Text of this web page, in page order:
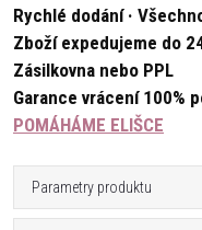
Rychlé dodání ·
Zboží expedujeme do
Zásilkovna nebo PPL
Garance vrácení 100%
POMÁHÁME ELIŠCE
Parametry produktu